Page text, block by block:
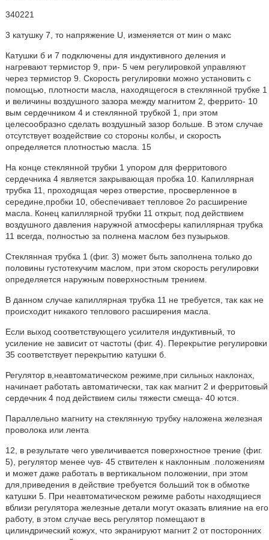
340221
3 катушку 7, то напряжение U, изменяется от мин о макс
Катушки б и 7 подключены для индуктивного деления и
нагревают термистор 9, при- 5 чем регулировкой управляют
через термистор 9. Скорость регулировки можно установить с
помощью, плотности масла, находящегося в стеклянной трубке 1
и величины воздушного зазора между магнитом 2, феррито- 10
вым сердечником 4 и стеклянной трубкой 1, при этом
целесообразно сделать воздушный зазор больше. B этом случае
отсутствует воздействие со стороны колбы, и скорость
определяется плотностью масла. 15
На конце стеклянной трубки 1 упором для ферритового
сердечника 4 является закрывающая пробка 10. Капиллярная
трубка 11, проходящая через отверстие, просверленное в
середине,пробки 10, обеспечивает тепловое 2о расширение
масла. Конец капиллярной трубки 11 открыт, под действием
воздушного давления наружной атмосферы капиллярная трубка
11 всегда, полностью за полнена маслом без пузырьков.
Стеклянная трубка 1 (фиг. 3) может быть заполнена только до
половины густотекучим маслом, при этом скорость регулировки
определяется наружным поверхностным трением.
В данном случае капиллярная трубка 11 не требуется, так как не
происходит никакого теплового расширения масла.
Если выход соответствующего усилителя индуктивный, то
усиление не зависит от частоты (фиг. 4). Перекрытие регулировки
З5 соответствует перекрытию катушки б.
Регулятор в,неавтоматическом режиме,при сильных наклонах,
начинает работать автоматически, так как магнит 2 и ферритовый
сердечник 4 под действием силы тяжести смеща- 40 ются.
Параллельно магниту на стеклянную трубку наложена железная
проволока или лента
12, в результате чего увеличивается поверхностное трение (фиг.
5), регулятор менее чув- 45 ствителен к наклонным .положениям
и может даже работать в вертикальном положении, при этом
для,приведения в действие требуется больший ток в обмотке
катушки 5. При неавтоматическом режиме работы находящиеся
вблизи регулятора железные детали могут оказать влияние на его
работу, в этом случае весь регулятор помещают в
цилиндрический кожух, что экранируют магнит 2 от посторонних